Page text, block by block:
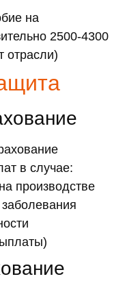
на
2500-4300
отрасли)
в случае:
производстве